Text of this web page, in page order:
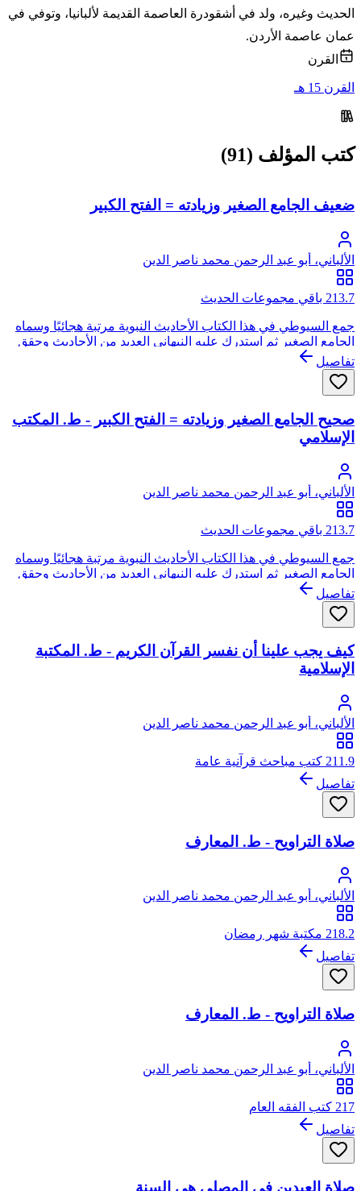
الحديث وغيره، ولد في أشقودرة العاصمة القديمة لألبانيا، وتوفي في
عمان عاصمة الأردن.
القرن
القرن 15 هـ
كتب المؤلف (91)
ضعيف الجامع الصغير وزيادته = الفتح الكبير
الألباني، أبو عبد الرحمن محمد ناصر الدين
213.7 باقي مجموعات الحديث
جمع السيوطي في هذا الكتاب الأحاديث النبوية مرتبة هجائيًا وسماه
الجامع الصغير ثم استدرك عليه النبهاني العديد من الأحاديث وحقق
الكتاب بعد ضم هذه الزيادة الشيخ الألباني وأخرج الكتاب في قسمين
الصغير وزيادته (1 مجلد)
تفاصيل
صحيح الجامع الصغير وزيادته = الفتح الكبير - ط. المكتب
الإسلامي
الألباني، أبو عبد الرحمن محمد ناصر الدين
213.7 باقي مجموعات الحديث
جمع السيوطي في هذا الكتاب الأحاديث النبوية مرتبة هجائيًا وسماه
الجامع الصغير ثم استدرك عليه النبهاني العديد من الأحاديث وحقق
الكتاب بعد ضم هذه الزيادة الشيخ الألباني وأخرج الكتاب في قسمين
الصغير وزيادته (1 مجلد)
تفاصيل
كيف يجب علينا أن نفسر القرآن الكريم - ط. المكتبة
الإسلامية
الألباني، أبو عبد الرحمن محمد ناصر الدين
211.9 كتب مباحث قرآنية عامة
تفاصيل
صلاة التراويح - ط. المعارف
الألباني، أبو عبد الرحمن محمد ناصر الدين
218.2 مكتبة شهر رمضان
تفاصيل
صلاة التراويح - ط. المعارف
الألباني، أبو عبد الرحمن محمد ناصر الدين
217 كتب الفقه العام
تفاصيل
صلاة العيدين في المصلى هي السنة